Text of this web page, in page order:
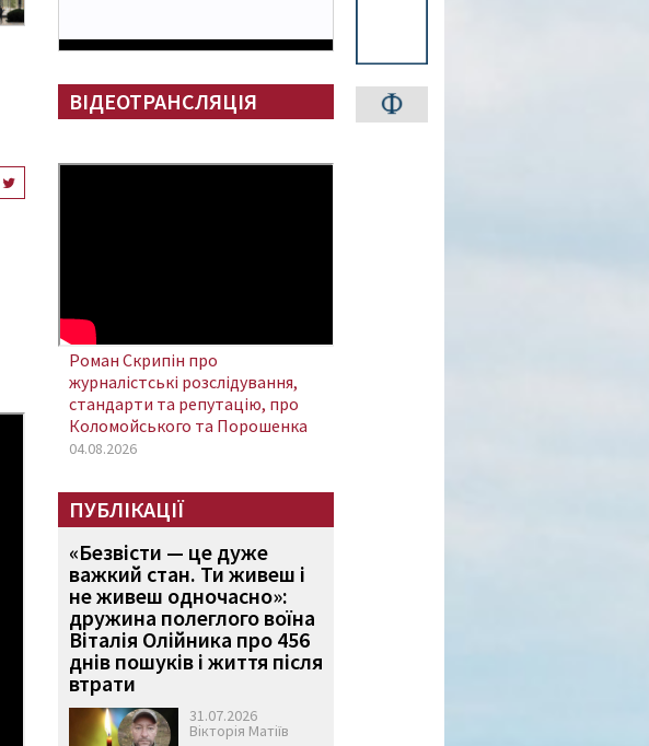
ВІДЕОТРАНСЛЯЦІЯ
Роман Скрипін про
журналістські розслідування,
стандарти та репутацію, про
Коломойського та Порошенка
04.08.2026
ПУБЛІКАЦІЇ
«Безвісти — це дуже
важкий стан. Ти живеш і
не живеш одночасно»:
дружина полеглого воїна
Віталія Олійника про 456
днів пошуків і життя після
втрати
31.07.2026
Вікторія Матіїв